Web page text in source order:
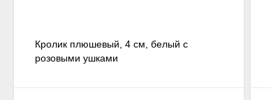
Кролик плюшевый, 4 см, белый с
розовыми ушками